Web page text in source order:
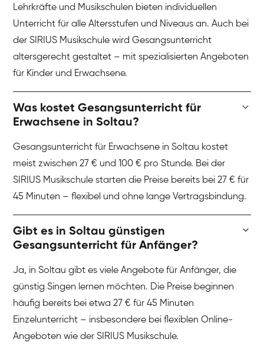
Lehrkräfte und Musikschulen bieten individuellen
Unterricht für alle Altersstufen und Niveaus an. Auch bei
der SIRIUS Musikschule wird Gesangsunterricht
altersgerecht gestaltet – mit spezialisierten Angeboten
für Kinder und Erwachsene.
Was kostet Gesangsunterricht für
Erwachsene in Soltau?
Gesangsunterricht für Erwachsene in Soltau kostet
meist zwischen 27 € und 100 € pro Stunde. Bei der
SIRIUS Musikschule starten die Preise bereits bei 27 € für
45 Minuten – flexibel und ohne lange Vertragsbindung.
Gibt es in Soltau günstigen
Gesangsunterricht für Anfänger?
Ja, in Soltau gibt es viele Angebote für Anfänger, die
günstig Singen lernen möchten. Die Preise beginnen
häufig bereits bei etwa 27 € für 45 Minuten
Einzelunterricht – insbesondere bei flexiblen Online-
Angeboten wie der SIRIUS Musikschule.